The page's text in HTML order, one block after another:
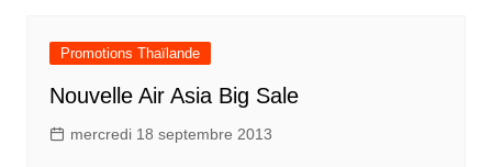
Promotions Thaïlande
Nouvelle Air Asia Big Sale
mercredi 18 septembre 2013